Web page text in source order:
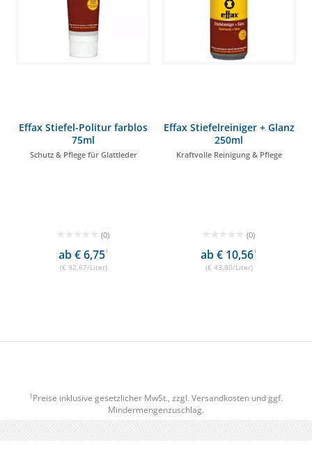
Effax Stiefel-Politur farblos
75ml
Schutz & Pflege für Glattleder
(0)
ab € 6,751
(€ 92,67/Liter)
Effax Stiefelreiniger + Glanz
250ml
Kraftvolle Reinigung & Pflege
(0)
ab € 10,561
(€ 43,80/Liter)
1 Preise inklusive gesetzlicher MwSt., zzgl. Versandkosten und ggf.
Mindermengenzuschlag.